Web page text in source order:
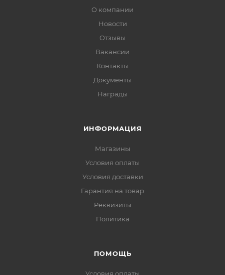
О компании
Новости
Отзывы
Вакансии
Контакты
Документы
Награды
ИНФОРМАЦИЯ
Магазины
Условия оплаты
Условия доставки
Гарантия на товар
Реквизиты
Политика
ПОМОЩЬ